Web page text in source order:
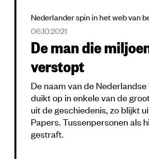
Nederlander spin in het web van
06.10.2021
De man die
verstopt
De naam van de
duikt op in enkele van de
uit de geschiedenis, zo blijkt
Papers. Tussenpersonen als
gestraft.